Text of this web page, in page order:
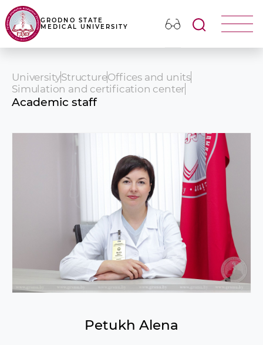
GRODNO STATE
MEDICAL UNIVERSITY
UniversityStructureOffices and units
Simulation and certification center
Academic staff
Petukh Alena